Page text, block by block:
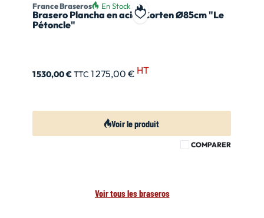
Ajouter à ma liste de souhait
France Braseros En Stock
Brasero Plancha en acier Corten Ø85cm "Le
Pétoncle"
1 530,00 €TTC 1 275,00 € HT
Voir le produit
COMPARER
Voir tous les braseros